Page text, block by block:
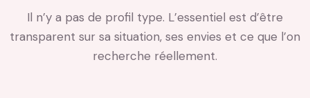
Il n’y a pas de profil type. L’essentiel est d’être
transparent sur sa situation, ses envies et ce que l’on
recherche réellement.